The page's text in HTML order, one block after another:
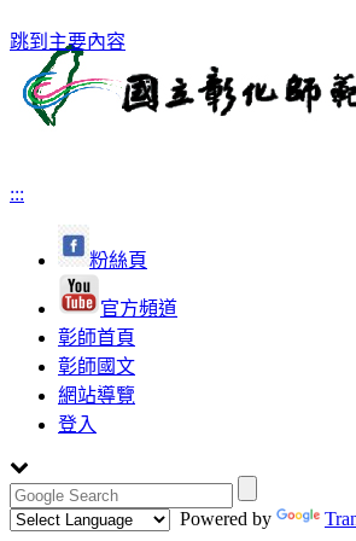
跳到主要內容
:::
粉絲頁
官方頻道
彰師首頁
彰師國文
網站導覽
登入
Powered by